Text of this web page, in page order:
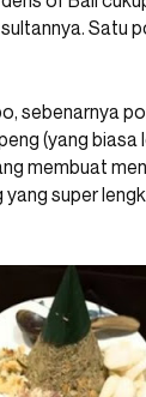
Satu
sebenarnya
(yang biasa
membuat
super